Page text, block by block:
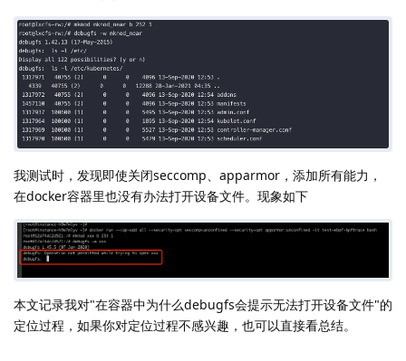
我测试时，发现即使关闭seccomp、apparmor，添加所有能力，
在docker容器里也没有办法打开设备文件。现象如下
本文记录我对"在容器中为什么debugfs会提示无法打开设备文件"的
定位过程，如果你对定位过程不感兴趣，也可以直接看总结。